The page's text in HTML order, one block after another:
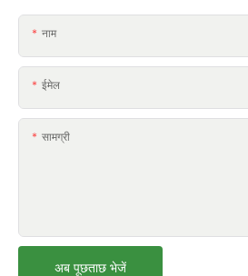
नाम
ईमेल
सामग्री
अब पूछताछ भेजें